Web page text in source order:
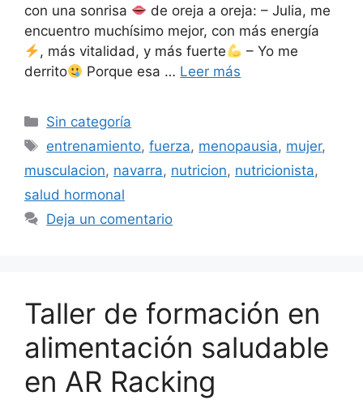
con una sonrisa
de oreja a oreja: – Julia, me
encuentro muchísimo mejor, con más energía
, más vitalidad, y más fuerte
– Yo me
derrito
Porque esa … Leer más
Sin categoría
entrenamiento,fuerza, menopausia, mujer,
musculacion, navarra, nutricion, nutricionista,
salud hormonal
Deja un comentario
Taller de formación en
alimentación saludable
en AR Racking